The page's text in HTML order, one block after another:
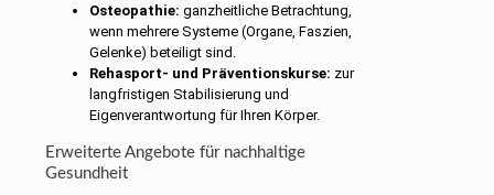
Osteopathie: ganzheitliche Betrachtung,
wenn mehrere Systeme (Organe, Faszien,
Gelenke) beteiligt sind.
Rehasport- und Präventionskurse: zur
langfristigen Stabilisierung und
Eigenverantwortung für Ihren Körper.
Erweiterte Angebote für nachhaltige
Gesundheit